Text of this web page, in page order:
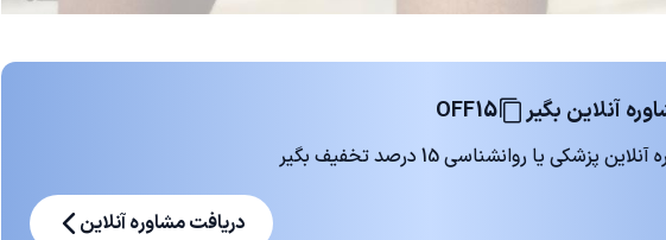
آنلاین بگیر OFF15
پزشکی یا روانشناسی 15 درصد تخفیف بگیر
دریافت مشاوره آنلاین